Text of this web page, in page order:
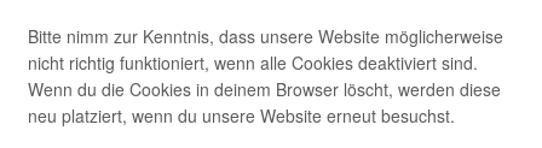
Bitte nimm zur Kenntnis, dass unsere Website möglicherweise
nicht richtig funktioniert, wenn alle Cookies deaktiviert sind.
Wenn du die Cookies in deinem Browser löscht, werden diese
neu platziert, wenn du unsere Website erneut besuchst.